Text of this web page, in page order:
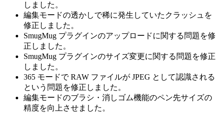
しました。
編集モードの透かしで稀に発生していたクラッシュを
修正しました。
SmugMug プラグインのアップロードに関する問題を修
正しました。
SmugMug プラグインのサイズ変更に関する問題を修正
しました。
365 モードで RAW ファイルが JPEG として認識される
という問題を修正しました。
編集モードのブラシ・消しゴム機能のペン先サイズの
精度を向上させました。